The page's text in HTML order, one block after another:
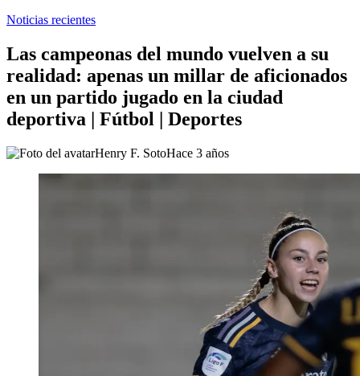
Noticias recientes
Las campeonas del mundo vuelven a su
realidad: apenas un millar de aficionados
en un partido jugado en la ciudad
deportiva | Fútbol | Deportes
Henry F. SotoHace 3 años